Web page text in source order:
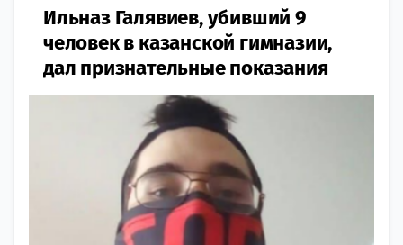
Ильназ Галявиев, убивший 9
человек в казанской гимназии,
дал признательные показания